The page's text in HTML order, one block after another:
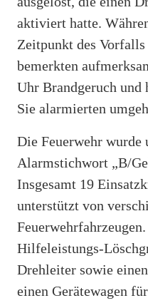
aktiviert hatte.
Zeitpunkt des
bemerkten
Uhr Brandgeruch und
Sie alarmierten
Die Feuerwehr wurde
Alarmstichwort „B/
Insgesamt 19
unterstützt von
Hilfeleistungs-
Drehleiter sowie
einen Gerätewagen